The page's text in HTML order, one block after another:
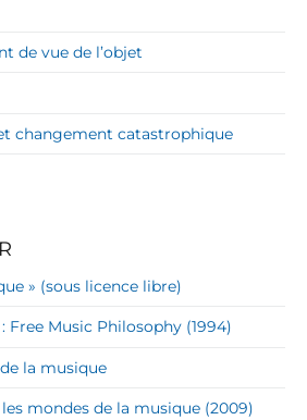
de vue de l’objet
changement catastrophique
» (sous licence libre)
Free Music Philosophy (1994)
la musique
mondes de la musique (2009)